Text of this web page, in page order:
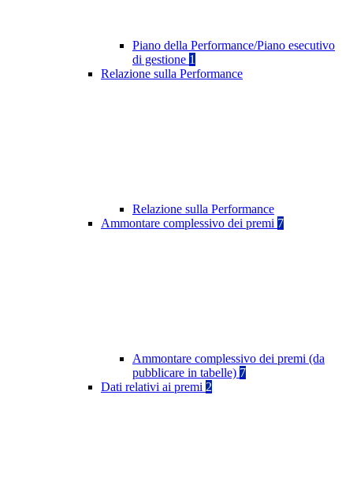
Piano della Performance/Piano esecutivo
di gestione 1
Relazione sulla Performance
Relazione sulla Performance
Ammontare complessivo dei premi 7
Ammontare complessivo dei premi (da
pubblicare in tabelle) 7
Dati relativi ai premi 2